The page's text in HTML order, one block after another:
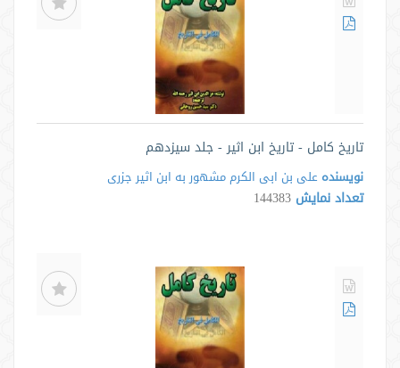
تاریخ کامل - تاریخ ابن اثیر - جلد سیزدهم
نویسنده علی بن ابی الکرم مشهور به ابن اثیر جزری
تعداد نمایش 144383